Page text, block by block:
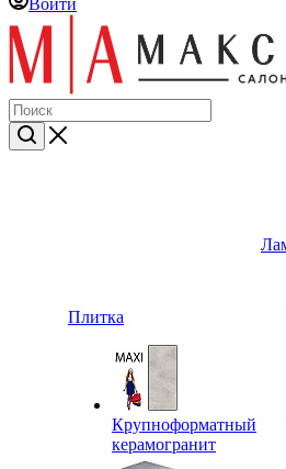
Войти
Плитка
Крупноформатный
керамогранит